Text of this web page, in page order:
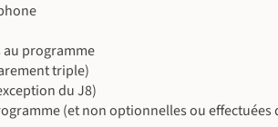
©
au programme
triple)
du J8)
(et non optionnelles ou